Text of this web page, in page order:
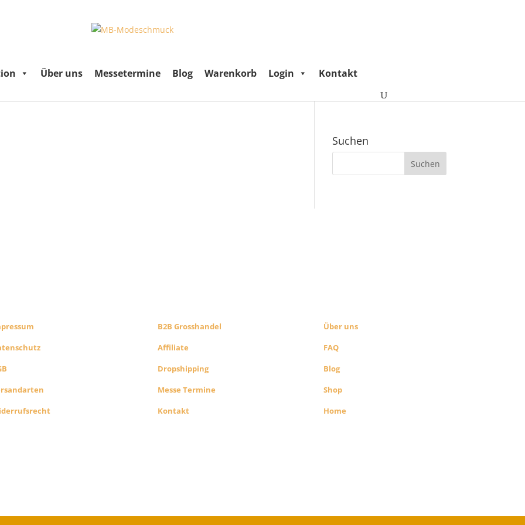
Über uns Messetermine Blog Warenkorb Login Kontakt
Suchen
B2B Grosshandel
Affiliate
Dropshipping
Messe Termine
Kontakt
Über uns
FAQ
Blog
Shop
Home